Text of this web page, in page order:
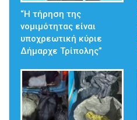
“Η τήρηση της
νομιμότητας είναι
υποχρεωτική κύριε
Δήμαρχε Τρίπολης”